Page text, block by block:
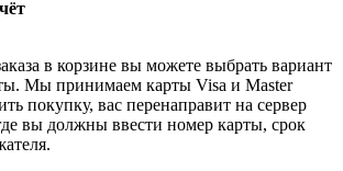
в корзине вы можете выбрать вариант
Мы принимаем карты Visa и Master
покупку, вас перенаправит на сервер
вы должны ввести номер карты, срок